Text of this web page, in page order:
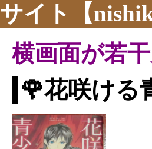
サイト【
横画面が若
🌹花咲ける